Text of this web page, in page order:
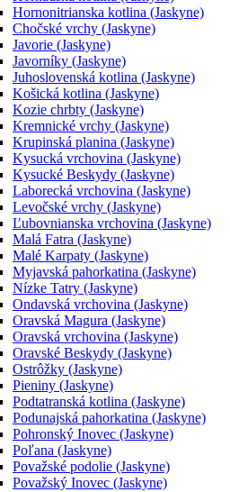
Hornonitrianska kotlina (Jaskyne)
Chočské vrchy (Jaskyne)
Javorie (Jaskyne)
Javorníky (Jaskyne)
Juhoslovenská kotlina (Jaskyne)
Košická kotlina (Jaskyne)
Kozie chrbty (Jaskyne)
Kremnické vrchy (Jaskyne)
Krupinská planina (Jaskyne)
Kysucká vrchovina (Jaskyne)
Kysucké Beskydy (Jaskyne)
Laborecká vrchovina (Jaskyne)
Levočské vrchy (Jaskyne)
Ľubovnianska vrchovina (Jaskyne)
Malá Fatra (Jaskyne)
Malé Karpaty (Jaskyne)
Myjavská pahorkatina (Jaskyne)
Nízke Tatry (Jaskyne)
Ondavská vrchovina (Jaskyne)
Oravská Magura (Jaskyne)
Oravská vrchovina (Jaskyne)
Oravské Beskydy (Jaskyne)
Ostrôžky (Jaskyne)
Pieniny (Jaskyne)
Podtatranská kotlina (Jaskyne)
Podunajská pahorkatina (Jaskyne)
Pohronský Inovec (Jaskyne)
Poľana (Jaskyne)
Považské podolie (Jaskyne)
Považský Inovec (Jaskyne)